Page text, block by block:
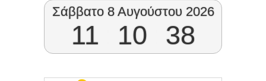
Σάββατο 8 Αυγούστου 2026
11 10 38